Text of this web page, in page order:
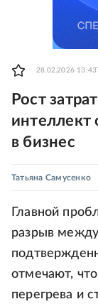
28.02.2026 13:43
Рост
интеллект
в бизнес
Татьяна Самусенко
Главной
разрыв
отмечают,
перегрева и